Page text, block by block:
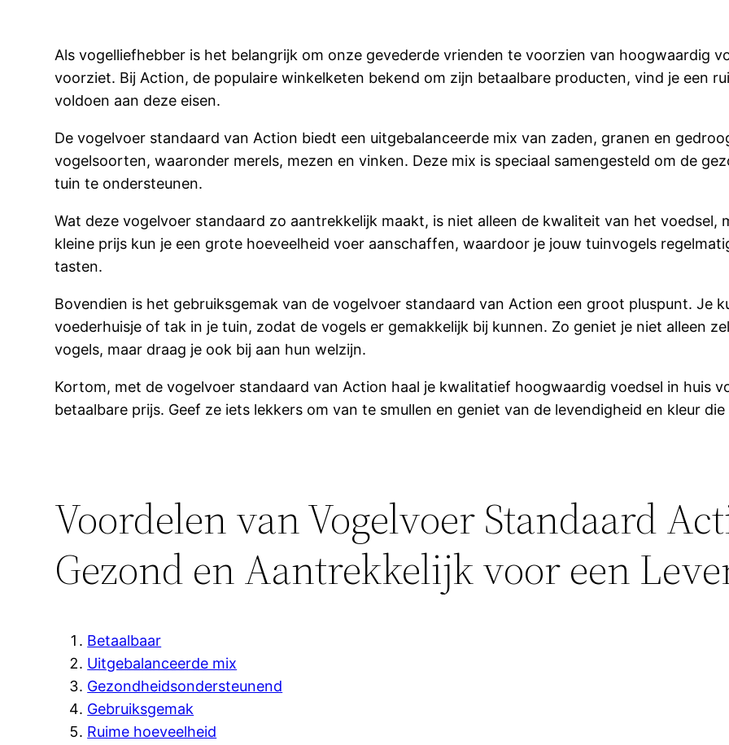
Als vogelliefhebber is het belangrijk om onze gevederde vrienden te voorzien van hoogwaardig
voorziet. Bij Action, de populaire winkelketen bekend om zijn betaalbare producten, vind je een
voldoen aan deze eisen.
De vogelvoer standaard van Action biedt een uitgebalanceerde mix van zaden, granen en
vogelsoorten, waaronder merels, mezen en vinken. Deze mix is speciaal samengesteld om de
tuin te ondersteunen.
Wat deze vogelvoer standaard zo aantrekkelijk maakt, is niet alleen de kwaliteit van het voedsel,
kleine prijs kun je een grote hoeveelheid voer aanschaffen, waardoor je jouw tuinvogels
tasten.
Bovendien is het gebruiksgemak van de vogelvoer standaard van Action een groot pluspunt. Je
voederhuisje of tak in je tuin, zodat de vogels er gemakkelijk bij kunnen. Zo geniet je niet alleen
vogels, maar draag je ook bij aan hun welzijn.
Kortom, met de vogelvoer standaard van Action haal je kwalitatief hoogwaardig voedsel in huis
betaalbare prijs. Geef ze iets lekkers om van te smullen en geniet van de levendigheid en kleur
Voordelen van Vogelvoer Standaard
Gezond en Aantrekkelijk voor een
Betaalbaar
Uitgebalanceerde mix
Gezondheidsondersteunend
Gebruiksgemak
Ruime hoeveelheid